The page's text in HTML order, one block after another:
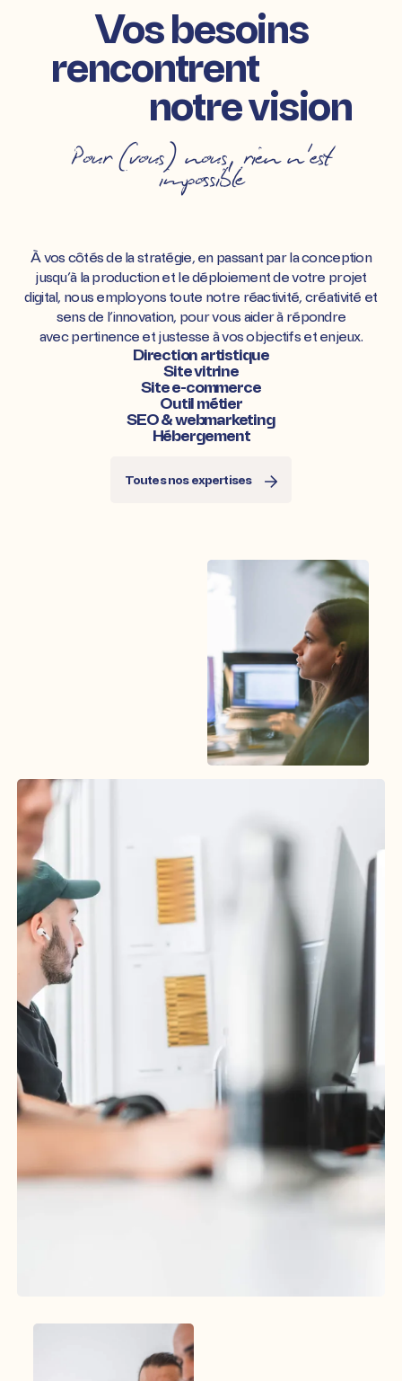
Vos besoins
rencontrent
notre vision
Pour (vous) nous,rien n'est
impossible
Direction artistique
Site vitrine
Site e-commerce
Outil métier
SEO & webmarketing
Hébergement
Toutes nos expertises
À vos côtés de la stratégie, en passant par la conception
jusqu’à la production et le déploiement de votre projet
digital, nous employons toute notre réactivité, créativité et
sens de l’innovation, pour vous aider à répondre
avec pertinence et justesse à vos objectifs et enjeux.